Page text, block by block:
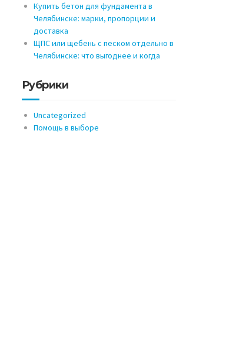
Купить бетон для фундамента в
Челябинске: марки, пропорции и
доставка
ЩПС или щебень с песком отдельно в
Челябинске: что выгоднее и когда
Рубрики
Uncategorized
Помощь в выборе